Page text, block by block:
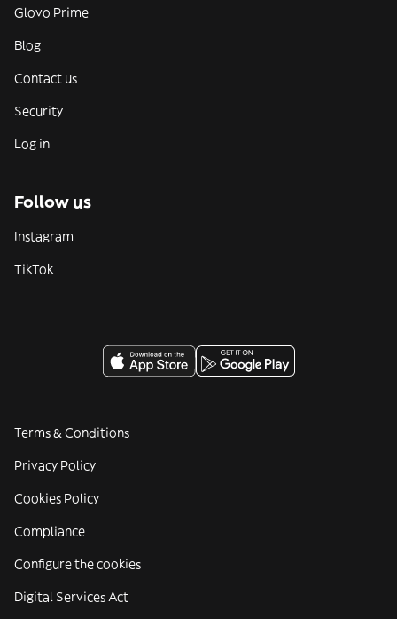
Glovo Prime
Blog
Contact us
Security
Log in
Follow us
Instagram
TikTok
Terms & Conditions
Privacy Policy
Cookies Policy
Compliance
Configure the cookies
Digital Services Act